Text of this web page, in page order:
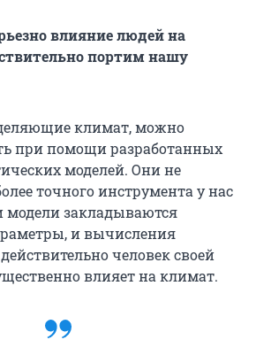
влияние людей на
портим нашу
климат, можно
при помощи разработанных
моделей. Они не
точного инструмента у нас
модели закладываются
и вычисления
человек своей
влияет на климат.